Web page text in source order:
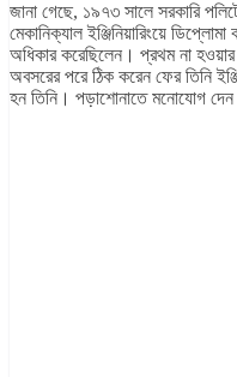
জানা গেছে, ১৯৭৩ সালে সরকারি
মেকানিক্যাল ইঞ্জিনিয়ারিংয়ে
অধিকার করেছিলেন। প্রথম না
অবসরের পরে ঠিক করেন ফের তিনি
হন তিনি। পড়াশোনাতে মনোযোগ